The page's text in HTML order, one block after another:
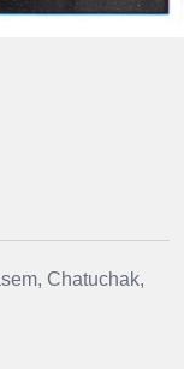
Chatuchak,